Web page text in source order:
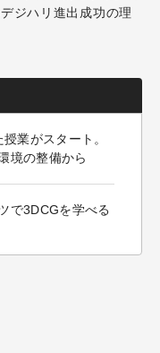
ジハリ進出成功の理
業がスタート。
境の整備から
で3DCGを学べる